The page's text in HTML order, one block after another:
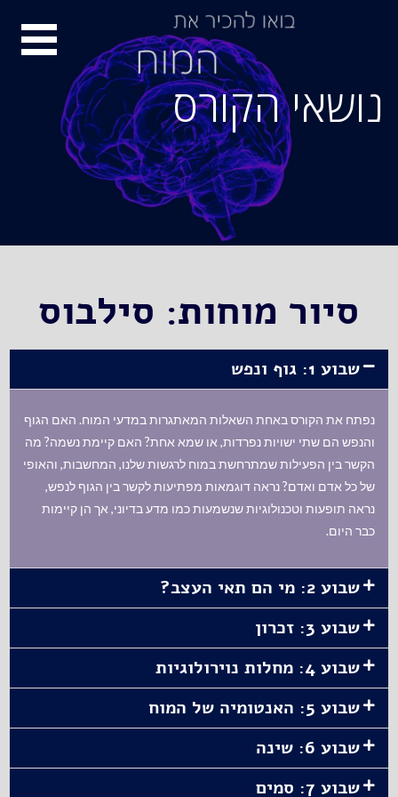
נושאי הקורס
סיור מוחות: סילבוס
שבוע 1: גוף ונפש
נפתח את הקורס באחת השאלות המאתגרות במדעי המוח. האם הגוף
והנפש הם שתי ישויות נפרדות, או שמא אחת? האם קיימת נשמה? מה
הקשר בין הפעילות שמתרחשת במוח לרגשות שלנו, המחשבות, והאופי
של כל אדם ואדם? נראה דוגמאות מפתיעות לקשר בין הגוף לנפש,
נראה תופעות וטכנולוגיות שנשמעות כמו מדע בדיוני, אך הן קיימות
כבר היום.
שבוע 2: מי הם תאי העצב?
שבוע 3: זכרון
שבוע 4: מחלות נוירולוגיות
שבוע 5: האנטומיה של המוח
שבוע 6: שינה
שבוע 7: סמים